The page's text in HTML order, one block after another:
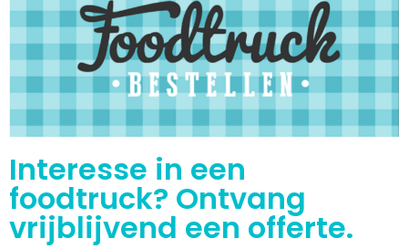
Interesse in een
foodtruck? Ontvang
vrijblijvend een offerte.